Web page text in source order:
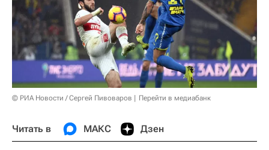
© РИА Новости / Сергей Пивоваров Перейти в медиабанк
Читать в МАКС Дзен